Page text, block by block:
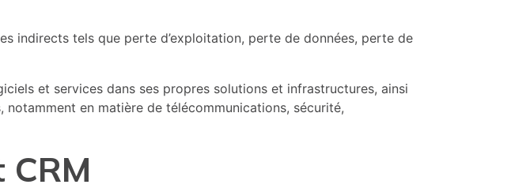
indirects tels que perte d’exploitation, perte de données, perte de
et services dans ses propres solutions et infrastructures, ainsi
en matière de télécommunications, sécurité,